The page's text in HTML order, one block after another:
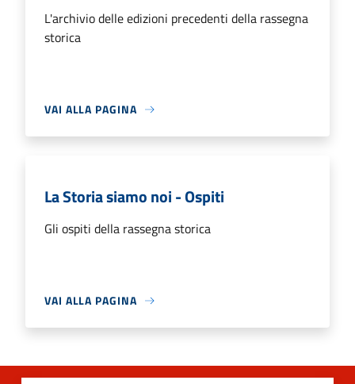
L'archivio delle edizioni precedenti della rassegna
storica
VAI ALLA PAGINA
La Storia siamo noi - Ospiti
Gli ospiti della rassegna storica
VAI ALLA PAGINA